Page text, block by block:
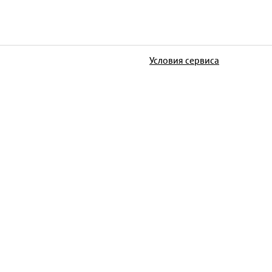
Условия сервиса